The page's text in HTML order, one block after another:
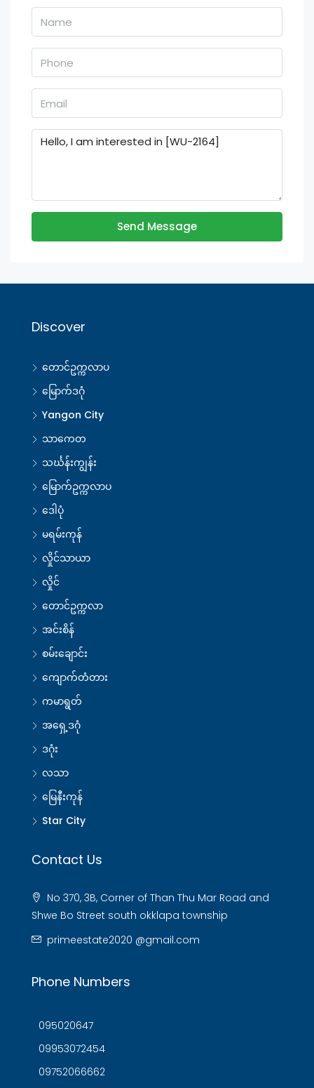
Send Message
Discover
တောင်ဥက္ကလာပ
မြောက်ဒဂုံ
Yangon City
သာကေတ
သင်္ဃန်းကျွန်း
မြောက်ဥက္ကလာပ
ဒေါပုံ
မရမ်းကုန်
လှိုင်သာယာ
လှိုင်
တောင်ဥက္ကလာ
အင်းစိန်
စမ်းချောင်း
ကျောက်တံတား
ကမာရွတ်
အရှေ့ဒဂုံ
ဒဂုံး
လသာ
မြေနီးကုန်
Star City
Contact Us
No 370, 3B, Corner of Than Thu Mar Road and
Shwe Bo Street south okklapa township
primeestate2020 @gmail.com
Phone Numbers
095020647
09953072454
09752066662